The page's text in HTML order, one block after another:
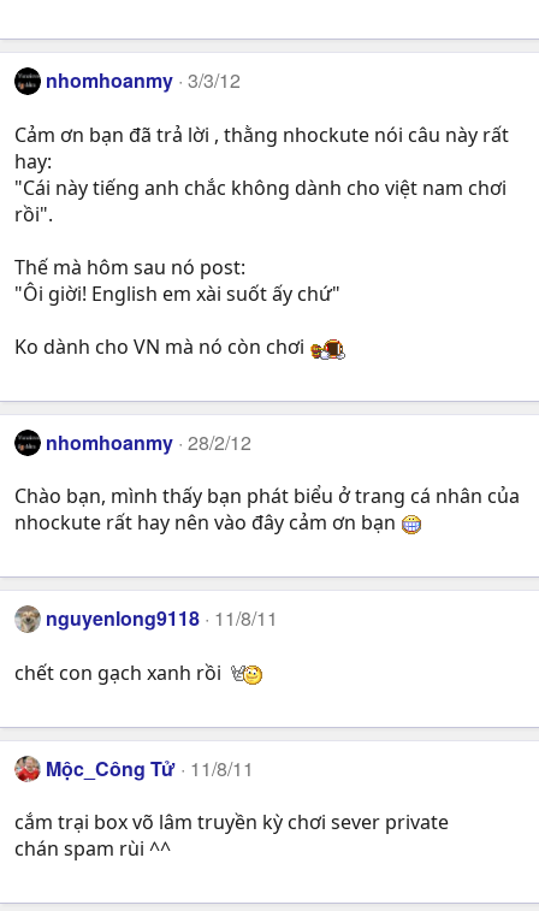
nhomhoanmy 3/3/12
Cảm ơn bạn đã trả lời , thằng nhockute nói câu này rất
hay:
"Cái này tiếng anh chắc không dành cho việt nam chơi
rồi".
Thế mà hôm sau nó post:
"Ôi giời! English em xài suốt ấy chứ"
Ko dành cho VN mà nó còn chơi
nhomhoanmy 28/2/12
Chào bạn, mình thấy bạn phát biểu ở trang cá nhân của
nhockute rất hay nên vào đây cảm ơn bạn
nguyenlong9118 11/8/11
chết con gạch xanh rồi
Mộc_Công Tử 11/8/11
cắm trại box võ lâm truyền kỳ chơi sever private
chán spam rùi ^^